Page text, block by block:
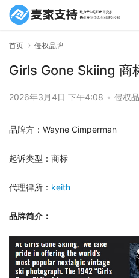
首页 侵权品牌
Girls Gone Skiing 商
2026年3月4日 下午4:08 • 侵权
品牌方：Wayne Cimperman
起诉类型：商标
代理律所： keith
品牌简介：